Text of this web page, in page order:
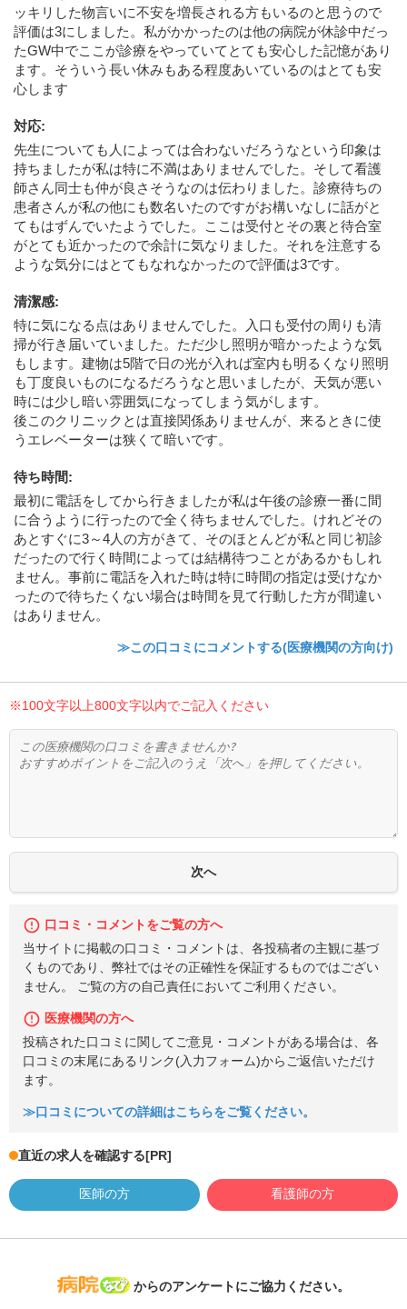
ッキリした物言いに不安を増長される方もいるのと思うので
評価は3にしました。私がかかったのは他の病院が休診中だっ
たGW中でここが診療をやっていてとても安心した記憶があり
ます。そういう長い休みもある程度あいているのはとても安
心します
対応:
先生についても人によっては合わないだろうなという印象は
持ちましたが私は特に不満はありませんでした。そして看護
師さん同士も仲が良さそうなのは伝わりました。診療待ちの
患者さんが私の他にも数名いたのですがお構いなしに話がと
てもはずんでいたようでした。ここは受付とその裏と待合室
がとても近かったので余計に気なりました。それを注意する
ような気分にはとてもなれなかったので評価は3です。
清潔感:
特に気になる点はありませんでした。入口も受付の周りも清
掃が行き届いていました。ただ少し照明が暗かったような気
もします。建物は5階で日の光が入れば室内も明るくなり照明
も丁度良いものになるだろうなと思いましたが、天気が悪い
時には少し暗い雰囲気になってしまう気がします。
後このクリニックとは直接関係ありませんが、来るときに使
うエレベーターは狭くて暗いです。
待ち時間:
最初に電話をしてから行きましたが私は午後の診療一番に間
に合うように行ったので全く待ちませんでした。けれどその
あとすぐに3～4人の方がきて、そのほとんどが私と同じ初診
だったので行く時間によっては結構待つことがあるかもしれ
ません。事前に電話を入れた時は特に時間の指定は受けなか
ったので待ちたくない場合は時間を見て行動した方が間違い
はありません。
≫この口コミにコメントする(医療機関の方向け)
※100文字以上800文字以内でご記入ください
口コミ・コメントをご覧の方へ
当サイトに掲載の口コミ・コメントは、各投稿者の主観に基づ
くものであり、弊社ではその正確性を保証するものではござい
ません。 ご覧の方の自己責任においてご利用ください。
医療機関の方へ
投稿された口コミに関してご意見・コメントがある場合は、各
口コミの末尾にあるリンク(入力フォーム)からご返信いただけ
ます。
≫口コミについての詳細はこちらをご覧ください。
直近の求人を確認する[PR]
医師の方 看護師の方
病院なび
からのアンケートにご協力ください。